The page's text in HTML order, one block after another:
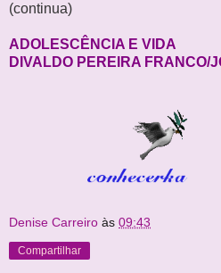
(continua)
ADOLESCÊNCIA E VIDA
DIVALDO PEREIRA FRANCO/
Denise Carreiro às 09:43
Compartilhar